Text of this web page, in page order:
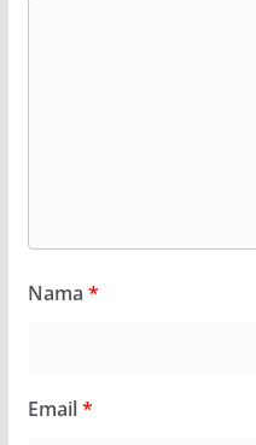
Nama *
Email*